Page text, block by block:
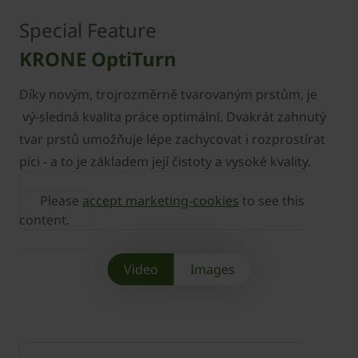
Special Feature
KRONE OptiTurn
Díky novým, trojrozměrně tvarovaným prstům, je
vý-sledná kvalita práce optimální. Dvakrát zahnutý
tvar prstů umožňuje lépe zachycovat i rozprostírat
píci - a to je základem její čistoty a vysoké kvality.
Please accept marketing-cookies to see this
content.
Video Images